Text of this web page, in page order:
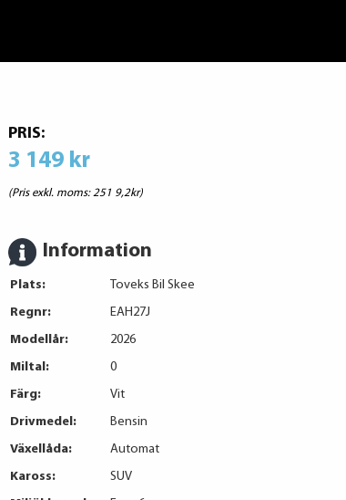
PRIS:
3 149 kr
(Pris exkl. moms: 251 9,2kr)
Information
Plats:
Toveks Bil Skee
Regnr:
EAH27J
Modellår:
2026
Miltal:
0
Färg:
Vit
Drivmedel:
Bensin
Växellåda:
Automat
Kaross:
SUV